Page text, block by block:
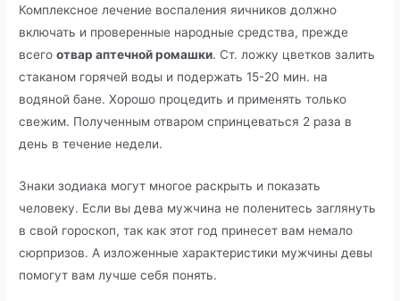
Комплексное лечение воспаления яичников должно
включать и проверенные народные средства, прежде
всегоотвар аптечной ромашки. Ст. ложку цветков залить
стаканом горячей воды и подержать 15-20 мин. на
водяной бане. Хорошо процедить и применять только
свежим. Полученным отваром спринцеваться 2 раза в
день в течение недели.
Знаки зодиака могут многое раскрыть и показать
человеку. Если вы дева мужчина не поленитесь заглянуть
в свой гороскоп, так как этот год принесет вам немало
сюрпризов. А изложенные характеристики мужчины девы
помогут вам лучше себя понять.